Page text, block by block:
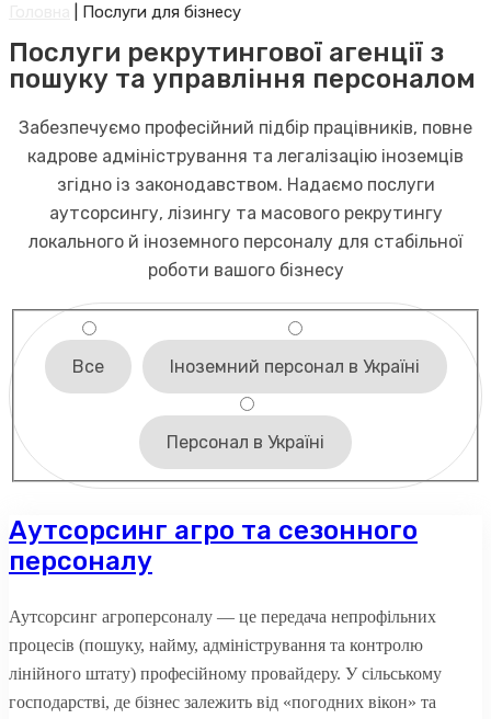
Послуги для бізнесу
Послуги рекрутингової агенції з
пошуку та управління персоналом
Забезпечуємо професійний підбір працівників, повне
кадрове адміністрування та легалізацію іноземців
згідно із законодавством. Надаємо послуги
аутсорсингу, лізингу та масового рекрутингу
локального й іноземного персоналу для стабільної
роботи вашого бізнесу
Все Іноземний персонал в Україні
Персонал в Україні
Аутсорсинг агро та сезонного
персоналу
Аутсорсинг агроперсоналу — це передача непрофільних
процесів (пошуку, найму, адміністрування та контролю
лінійного штату) професійному провайдеру. У сільському
господарстві, де бізнес залежить від «погодних вікон» та